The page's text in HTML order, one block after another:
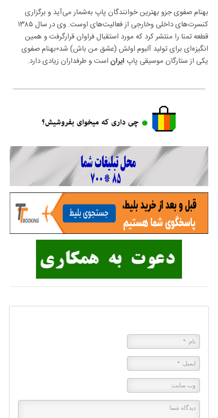
بهنام صفوی جزو بهترین خوانندگان پاپ به‌شمار می‌آید و برگزاری
کنسرت‌های داخلی وخارجی از فعالیت‌های اوست. وی در سال ۱۳۸۵
قطعه تمنا را منتشر کرد که مورد استقبال فراوان قرارگرفت و همین
انگیزه‌ای برای تولید آلبوم اولش (عشق من باش) شد۰بهنام صفوی
یکی از ستارگان موسیقی پاپ ایران است و طرفداران زیادی دارد.